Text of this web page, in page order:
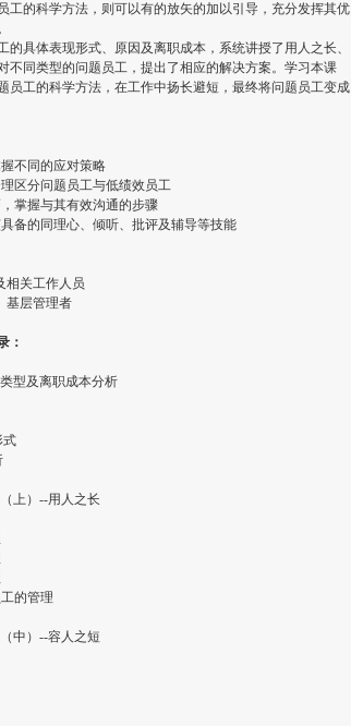
工的科学方法，则可以有的放矢的加以引导，充分发挥其优
的具体表现形式、原因及离职成本，系统讲授了用人之长、
不同类型的问题员工，提出了相应的解决方案。学习本课
员工的科学方法，在工作中扬长避短，最终将问题员工变成
不同的应对策略
区分问题员工与低绩效员工
掌握与其有效沟通的步骤
备的同理心、倾听、批评及辅导等技能
相关工作人员
基层管理者
：
型及离职成本分析
式
上）--用人之长
的管理
中）--容人之短